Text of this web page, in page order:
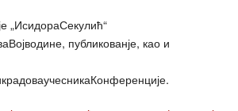
„ИсидораСекулић“
публикованје, као и